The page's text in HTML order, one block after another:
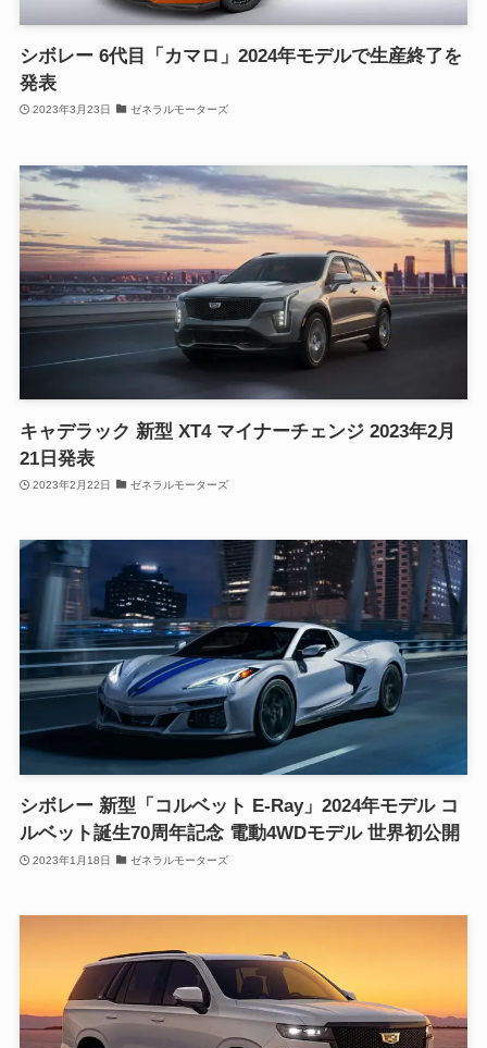
シボレー 6代目「カマロ」2024年モデルで生産終了を
発表
2023年3月23日 ゼネラルモーターズ
キャデラック 新型 XT4 マイナーチェンジ 2023年2月
21日発表
2023年2月22日 ゼネラルモーターズ
シボレー 新型「コルベット E-Ray」2024年モデル コ
ルベット誕生70周年記念 電動4WDモデル 世界初公開
2023年1月18日 ゼネラルモーターズ